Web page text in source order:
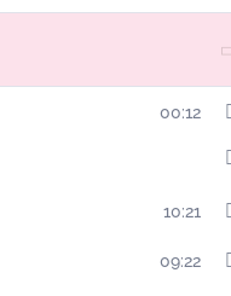
00:12
10:21
09:22